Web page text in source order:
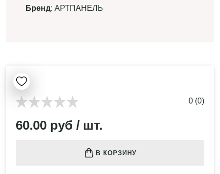
Бренд: АРТПАНЕЛЬ
0 (0)
60.00 руб / шт.
В КОРЗИНУ